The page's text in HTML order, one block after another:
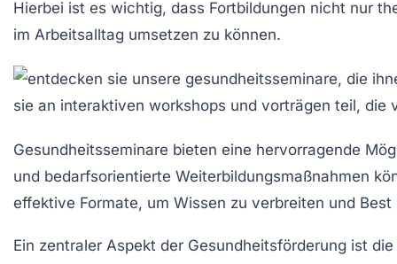
Hierbei ist es wichtig, dass Fortbildungen nicht nur
im Arbeitsalltag umsetzen zu können.
Gesundheitsseminare bieten eine hervorragende
und bedarfsorientierte Weiterbildungsmaßnahmen
effektive Formate, um Wissen zu verbreiten und
Ein zentraler Aspekt der Gesundheitsförderung ist